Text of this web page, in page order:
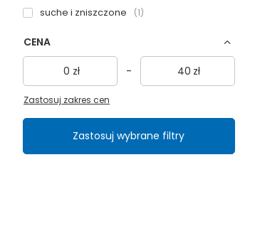
suche i zniszczone 1
CENA
zł - zł
Zastosuj zakres cen
Zastosuj wybrane filtry